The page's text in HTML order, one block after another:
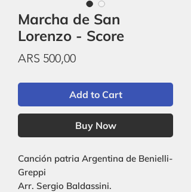
Marcha de San
Lorenzo - Score
ARS 500,00Price
Add to Cart
Buy Now
Canción patria Argentina de Benielli-
Greppi
Arr. Sergio Baldassini.